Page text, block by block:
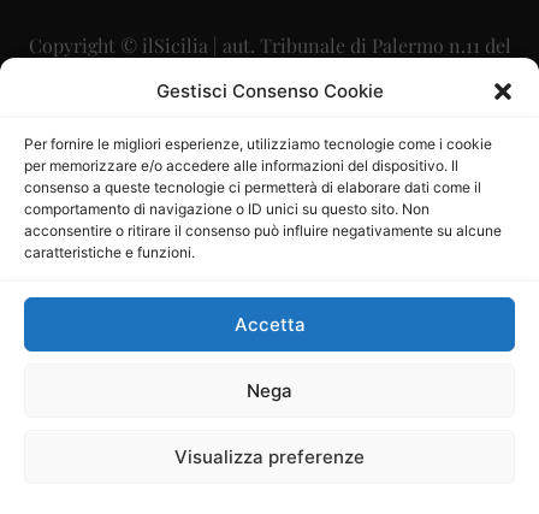
Gestisci Consenso Cookie
Per fornire le migliori esperienze, utilizziamo tecnologie come i cookie
per memorizzare e/o accedere alle informazioni del dispositivo. Il
consenso a queste tecnologie ci permetterà di elaborare dati come il
comportamento di navigazione o ID unici su questo sito. Non
acconsentire o ritirare il consenso può influire negativamente su alcune
caratteristiche e funzioni.
Accetta
Nega
Visualizza preferenze
Copyright © ilSicilia | aut. Tribunale di Palermo n.11 del
29/09/2015
Direttore Editoriale: Maurizio Scaglione
Direttore Responsabile: Maria Calabrese
P.IVA: 06334930820
Mercurio Comunicazione Società Cooperativa a r.l. è
iscritta al Registro degli Operatori di Comunicazione al
Sito gestito daLa Digitale srl–info@ladigitale.it